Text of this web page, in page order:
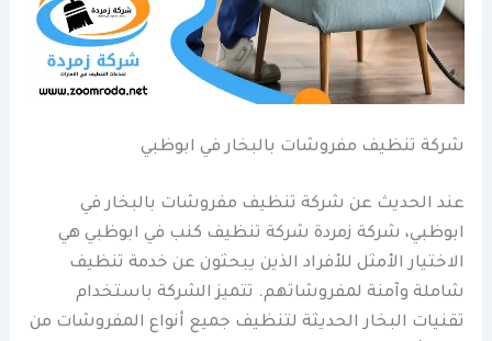
شركة تنظيف مفروشات بالبخار في ابوظبي
عند الحديث عن شركة تنظيف مفروشات بالبخار في
ابوظبي، شركة زمردة شركة تنظيف كنب في ابوظبي هي
الاختيار الأمثل للأفراد الذين يبحثون عن خدمة تنظيف
شاملة وآمنة لمفروشاتهم. تتميز الشركة باستخدام
تقنيات البخار الحديثة لتنظيف جميع أنواع المفروشات من